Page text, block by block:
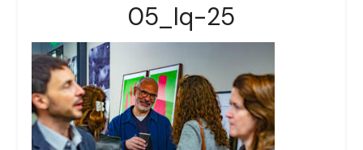
05_lq-25